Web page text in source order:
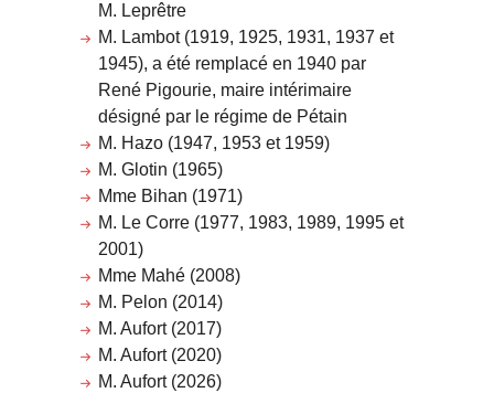
M. Leprêtre
M. Lambot (1919, 1925, 1931, 1937 et
1945), a été remplacé en 1940 par
René Pigourie, maire intérimaire
désigné par le régime de Pétain
M. Hazo (1947, 1953 et 1959)
M. Glotin (1965)
Mme Bihan (1971)
M. Le Corre (1977, 1983, 1989, 1995 et
2001)
Mme Mahé (2008)
M. Pelon (2014)
M. Aufort (2017)
M. Aufort (2020)
M. Aufort (2026)